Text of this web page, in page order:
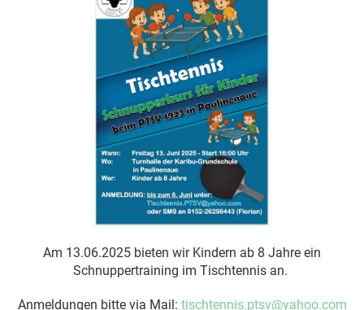
Am 13.06.2025 bieten wir Kindern ab 8 Jahre ein
Schnuppertraining im Tischtennis an.
Anmeldungen bitte via Mail: tischtennis.ptsv@yahoo.com